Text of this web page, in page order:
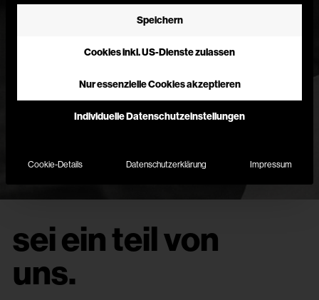
sei ein teil von
uns.
Speichern
Cookies inkl. US-Dienste zulassen
Nur essenzielle Cookies akzeptieren
Individuelle Datenschutzeinstellungen
Cookie-Details Datenschutzerklärung Impressum